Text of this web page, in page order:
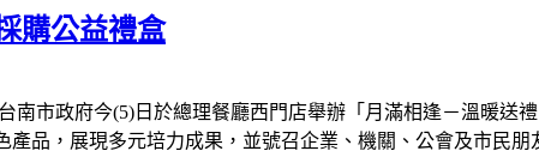
購公益禮盒
南市政府今(5)日於總理餐廳西門店舉辦「月滿相逢－溫暖送
品，展現多元培力成果，並號召企業、機關、公會及市民